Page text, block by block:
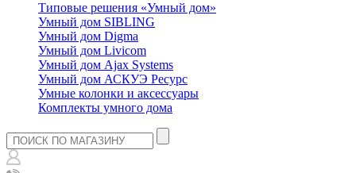
Типовые решения «Умный дом»
Умный дом SIBLING
Умный дом Digma
Умный дом Livicom
Умный дом Ajax Systems
Умный дом АСКУЭ Ресурс
Умные колонки и аксессуары
Комплекты умного дома